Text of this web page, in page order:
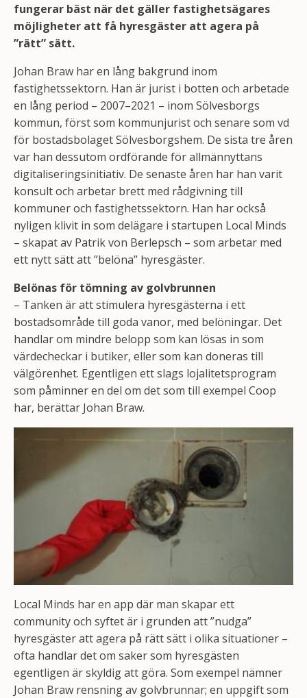
fungerar bäst när det gäller fastighetsägares
möjligheter att få hyresgäster att agera på
”rätt” sätt.
Johan Braw har en lång bakgrund inom
fastighetssektorn. Han är jurist i botten och arbetade
en lång period – 2007–2021 – inom Sölvesborgs
kommun, först som kommunjurist och senare som vd
för bostadsbolaget Sölvesborgshem. De sista tre åren
var han dessutom ordförande för allmännyttans
digitaliseringsinitiativ. De senaste åren har han varit
konsult och arbetar brett med rådgivning till
kommuner och fastighetssektorn. Han har också
nyligen klivit in som delägare i startupen Local Minds
– skapat av Patrik von Berlepsch – som arbetar med
ett nytt sätt att ”belöna” hyresgäster.
Belönas för tömning av golvbrunnen
– Tanken är att stimulera hyresgästerna i ett
bostadsområde till goda vanor, med belöningar. Det
handlar om mindre belopp som kan lösas in som
värdecheckar i butiker, eller som kan doneras till
välgörenhet. Egentligen ett slags lojalitetsprogram
som påminner en del om det som till exempel Coop
har, berättar Johan Braw.
Local Minds har en app där man skapar ett
community och syftet är i grunden att ”nudga”
hyresgäster att agera på rätt sätt i olika situationer –
ofta handlar det om saker som hyresgästen
egentligen är skyldig att göra. Som exempel nämner
Johan Braw rensning av golvbrunnar; en uppgift som